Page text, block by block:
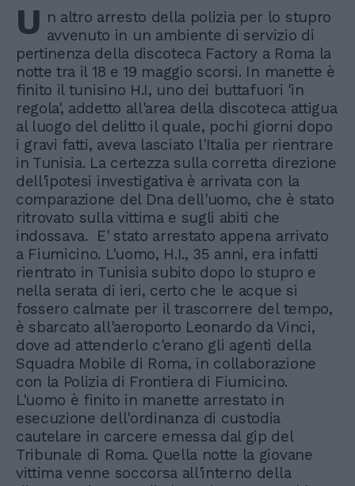
U n altro arresto della polizia per lo stupro
avvenuto in un ambiente di servizio di
pertinenza della discoteca Factory a Roma la
notte tra il 18 e 19 maggio scorsi. In manette è
finito il tunisino H.I, uno dei buttafuori 'in
regola', addetto all'area della discoteca attigua
al luogo del delitto il quale, pochi giorni dopo
i gravi fatti, aveva lasciato l'Italia per rientrare
in Tunisia. La certezza sulla corretta direzione
dell'ipotesi investigativa è arrivata con la
comparazione del Dna dell'uomo, che è stato
ritrovato sulla vittima e sugli abiti che
indossava. E' stato arrestato appena arrivato
a Fiumicino. L'uomo, H.I., 35 anni, era infatti
rientrato in Tunisia subito dopo lo stupro e
nella serata di ieri, certo che le acque si
fossero calmate per il trascorrere del tempo,
è sbarcato all'aeroporto Leonardo da Vinci,
dove ad attenderlo c'erano gli agenti della
Squadra Mobile di Roma, in collaborazione
con la Polizia di Frontiera di Fiumicino.
L'uomo è finito in manette arrestato in
esecuzione dell'ordinanza di custodia
cautelare in carcere emessa dal gip del
Tribunale di Roma. Quella notte la giovane
vittima venne soccorsa all'interno della